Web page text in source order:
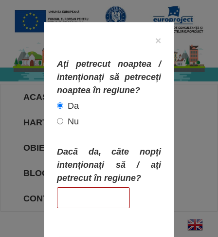
ACASA
HARTA OBIECTIVELOR
OBIECTIVE
BLOG
CONTACT
×
Ați petrecut noaptea /
intenționați să petreceți
noaptea în regiune?
Da
Nu
Dacă da, câte nopți
intenționați să / ați
petrecut în regiune?